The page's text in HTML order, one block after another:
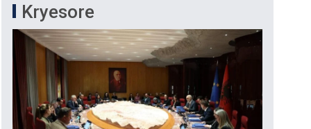
Kryesore